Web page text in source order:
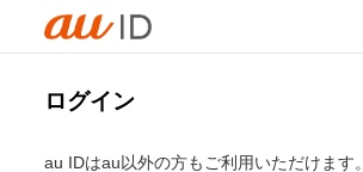
ログイン
au IDはau以外の方もご利用いただけます。